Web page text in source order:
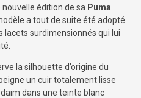
édition de sa Puma
a tout de suite été adopté
lacets surdimensionnés qui lui
la silhouette d’origine du
un cuir totalement lisse
dans une teinte blanc